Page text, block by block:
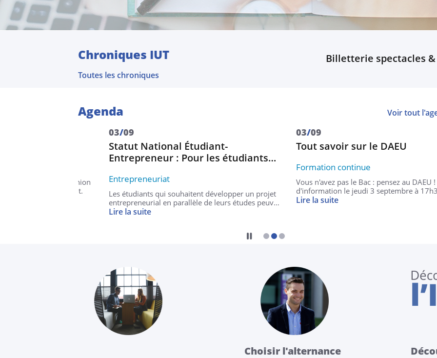
Chroniques IUT
pratique musicale Lire la suite Billetterie spectacles &
Toutes les chroniques
Agenda
Statut National Étudiant-
Entrepreneur : Pour les étudiants…
Entrepreneuriat
Les étudiants qui souhaitent développer un projet
entrepreneurial en parallèle de leurs études peuv…
Lire la suite
Tout savoir sur le DAEU
Formation continue
Vous n'avez pas le Bac : pensez au DAEU ! Réunion
d'information le jeudi 3 septembre à 17h30 à Van…
Lire la suite
Voir tout
Choisir l'alternance